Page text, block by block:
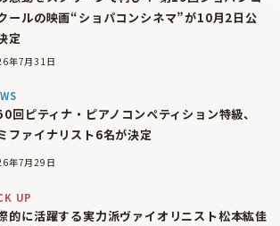
ールの映画“ショパコンシネマ”が10月2日公
定
年7月31日
回ピティナ・ピアノコンペティション特級、
ファイナリスト6名が決定
年7月29日
UP
的に活躍する実力派ヴァイオリニスト松本紘佳